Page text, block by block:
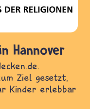
Hannover
Ziel gesetzt,
Kinder erlebbar